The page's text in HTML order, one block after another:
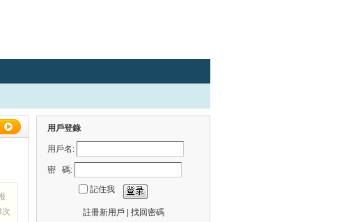
用戶登錄
用戶名:
密 碼:
記住我
註冊新用戶 找回密碼